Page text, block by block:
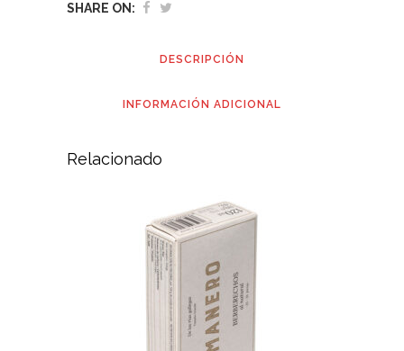
SHARE ON:
DESCRIPCIÓN
INFORMACIÓN ADICIONAL
Relacionado